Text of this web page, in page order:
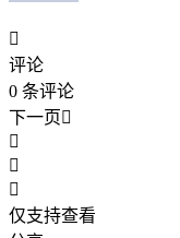

评论
0 条评论
下一页



仅支持查看